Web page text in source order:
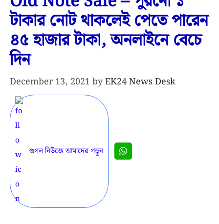
টাকার নোট থাকলেই পেতে পারেন
৪৫ হাজার টাকা, অনলাইনে বেচে
দিন
December 13, 2021 byEK24 News Desk
গুগল নিউজে আমাদের পড়ুন